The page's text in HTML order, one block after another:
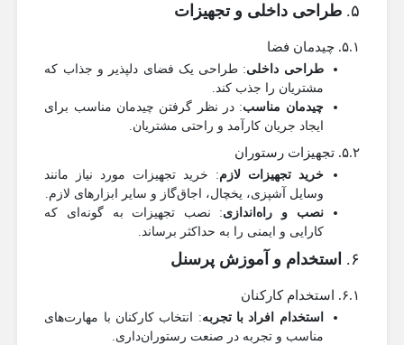
۵. طراحی داخلی و تجهیزات
۵.۱. چیدمان فضا
طراحی داخلی: طراحی یک فضای دلپذیر و جذاب که
مشتریان را جذب کند.
چیدمان مناسب: در نظر گرفتن چیدمان مناسب برای
ایجاد جریان کارآمد و راحتی مشتریان.
۵.۲. تجهیزات رستوران
خرید تجهیزات لازم: خرید تجهیزات مورد نیاز مانند
وسایل آشپزی، یخچال، اجاق‌گاز و سایر ابزارهای لازم.
نصب و راه‌اندازی: نصب تجهیزات به گونه‌ای که
کارایی و ایمنی را به حداکثر برساند.
۶. استخدام و آموزش پرسنل
۶.۱. استخدام کارکنان
استخدام افراد با تجربه: انتخاب کارکنان با مهارت‌های
مناسب و تجربه در صنعت رستوران‌داری.